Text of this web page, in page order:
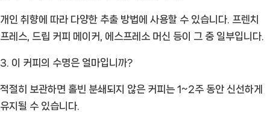
개인 취향에 따라 다양한 추출 방법에 사용할 수 있습니다. 프렌치
프레스, 드립 커피 메이커, 에스프레소 머신 등이 그 중 일부입니다.
3. 이 커피의 수명은 얼마입니까?
적절히 보관하면 홀빈 분쇄되지 않은 커피는 1~2주 동안 신선하게
유지될 수 있습니다.